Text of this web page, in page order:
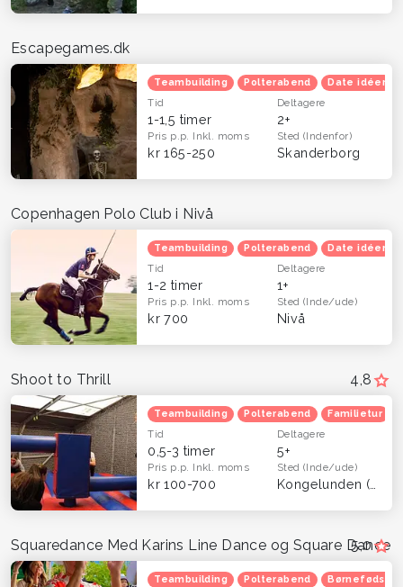
Escapegames.dk
Teambuilding Polterabend Date idéer
Tid
1-1,5 timer
Deltagere
2+
Pris p.p. Inkl. moms
kr 165-250
Sted(Indenfor)
Skanderborg
Copenhagen Polo Club i Nivå
Teambuilding Polterabend Date idéer
Tid
1-2 timer
Deltagere
1+
Pris p.p. Inkl. moms
kr 700
Sted(Inde/ude)
Nivå
4,8
Shoot to Thrill
Teambuilding Polterabend Familietur
Tid
0,5-3 timer
Deltagere
5+
Pris p.p. Inkl. moms
kr 100-700
Sted(Inde/ude)
5,0
Squaredance Med Karins Line Dance og Square Dance
Teambuilding Polterabend